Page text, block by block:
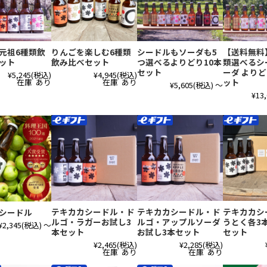
祖6種類飲
ト
¥5,245(税込)
在庫 あり
りんごを楽しむ6種類
飲み比べセット
¥4,945(税込)
在庫 あり
シードルもソーダも5
つ選べるよりどり10本
セット
¥5,605(税込) ～
【送料無
類選べる
ーダ より
ット
ードル
(税込) ～
テキカカシードル・ド
ルゴ・ラガーお試し3
本セット
¥2,465(税込)
在庫 あり
テキカカシードル・ド
ルゴ・アップルソーダ
お試し3本セット
¥2,285(税込)
在庫 あり
テキカカ
うとく各3
セット